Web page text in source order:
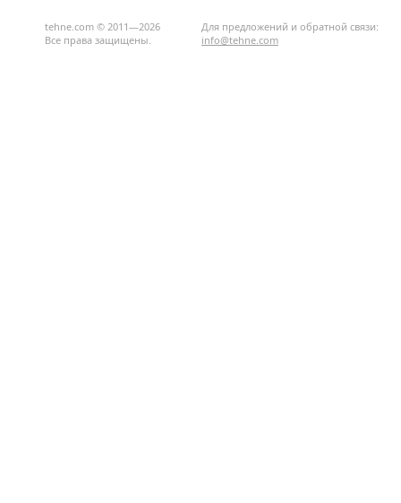
tehne.com © 2011—2026
Все права защищены.
Для предложений и обратной связи:
info@tehne.com